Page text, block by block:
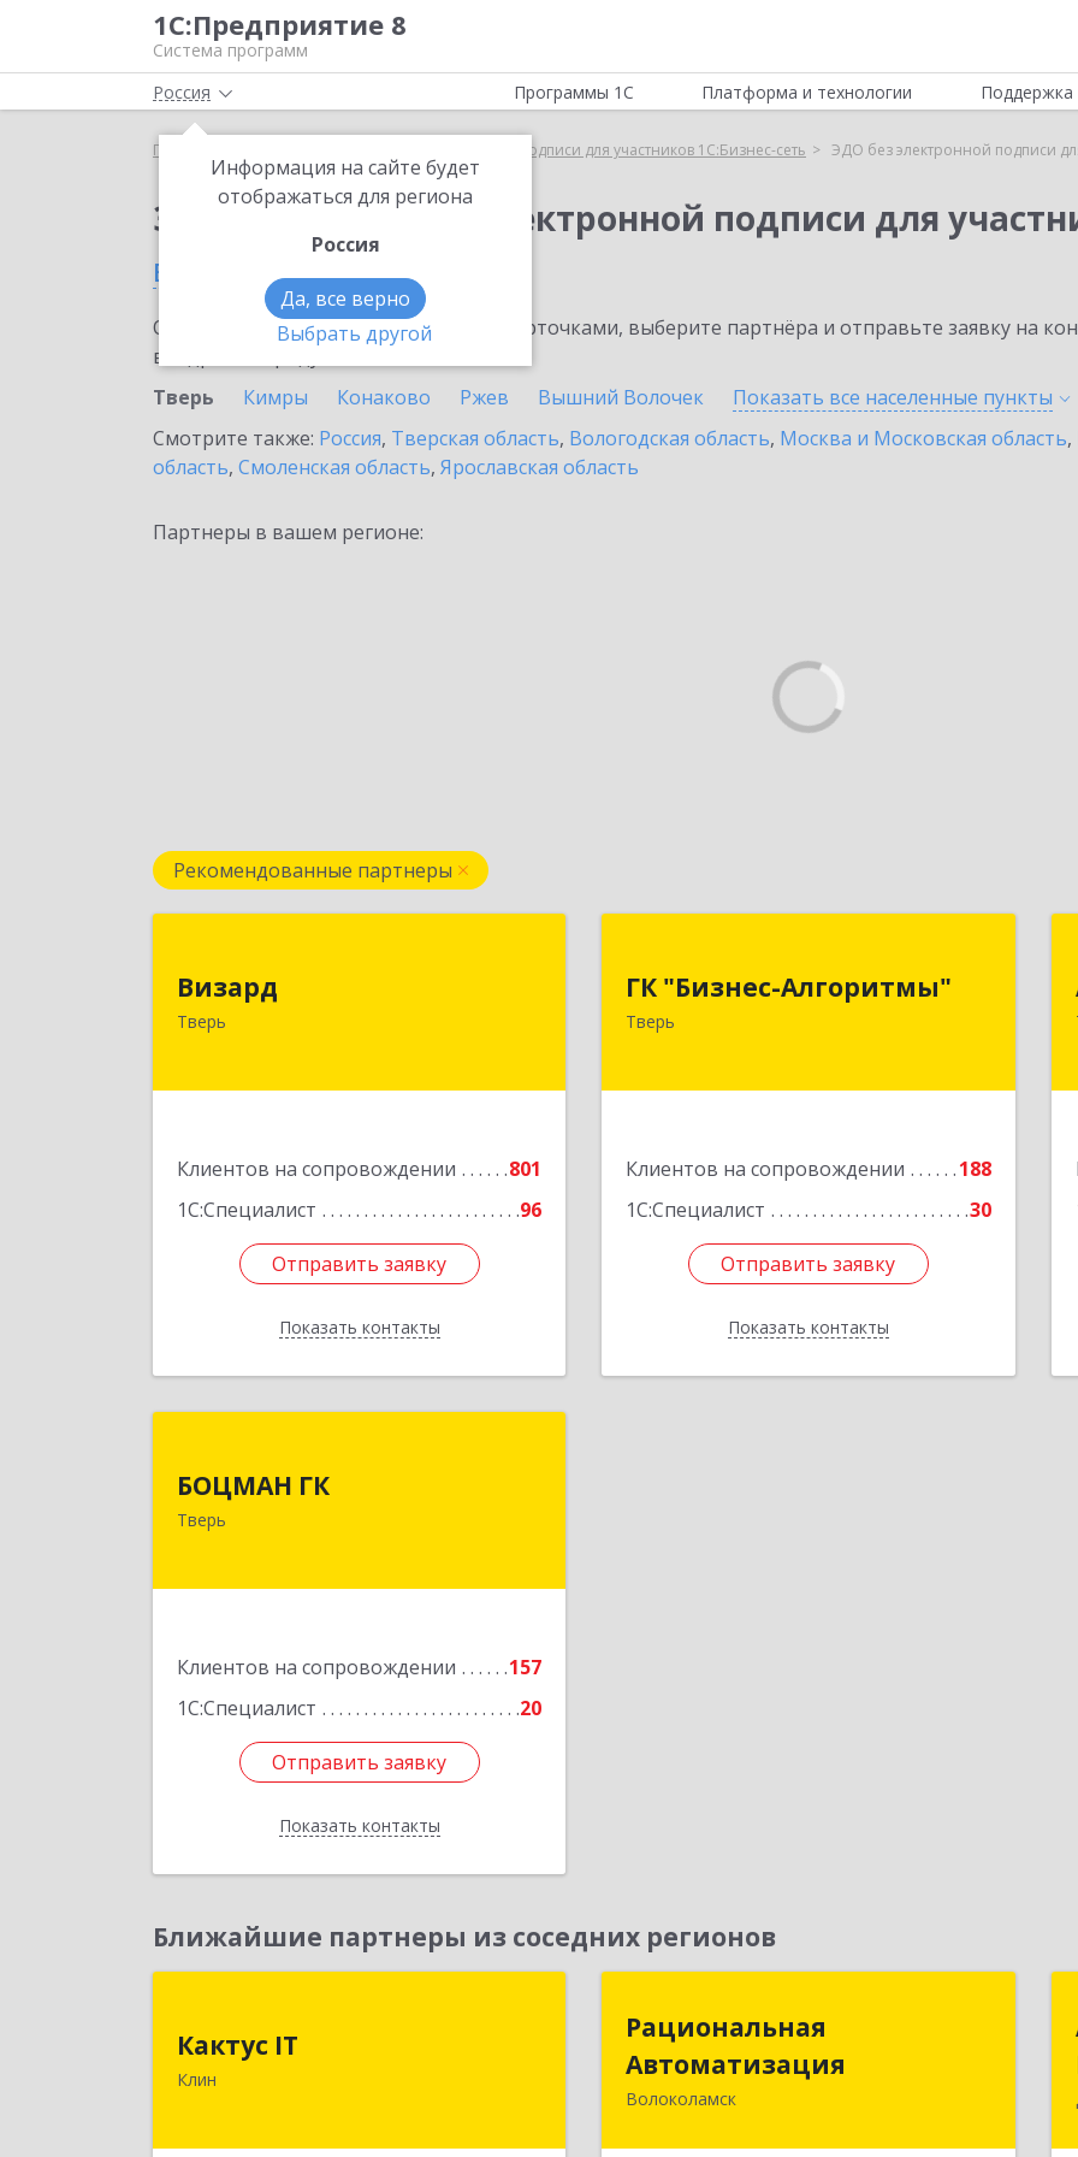
1С:Предприятие 8
Система программ
Россия
Информация на сайте будет
отображаться для региона
Россия
Да, все верно
Выбрать другой
Программы 1С Платформа и технологии Поддержка
Главная ЭДО без электронной подписи для участников 1С:Бизнес-сеть ЭДО без электронной подписи
Заказать ЭДО без электронной подписи для
в Твери
Ознакомьтесь с информационными карточками, выберите партнёра и отправьте заявку на
внедрение продукта.
Тверь
Кимры Конаково Ржев Вышний Волочек Показать все населенные пункты
Смотрите также: Россия, Тверская область, Вологодская область, Москва и Московская область,
область, Смоленская область, Ярославская область
Партнеры в вашем регионе:
Рекомендованные партнеры
Визард
Тверь
Клиентов на сопровождении
801
1С:Специалист
96
Отправить заявку
Показать контакты
170006, Тверская обл, Тверь г,
Подробнее
Отправить заявку
Назад
ГК "Бизнес-Алгоритмы"
Тверь
Клиентов на сопровождении
188
1С:Специалист
30
Отправить заявку
Показать контакты
170006, Тверская обл, Тверь г,
Подробнее
Отправить заявку
Назад
БОЦМАН ГК
Тверь
Клиентов на сопровождении
157
1С:Специалист
20
Отправить заявку
Показать контакты
170100, Тверская обл, Тверь г, Лидии
Подробнее
Отправить заявку
Назад
Ближайшие партнеры из соседних регионов
Кактус IT
Клин
141607, Московская обл, г.о.Клин,
Клин г, Дзержинского ул, дом № 22,
Рациональная
Автоматизация
Волоколамск
Автоматизация